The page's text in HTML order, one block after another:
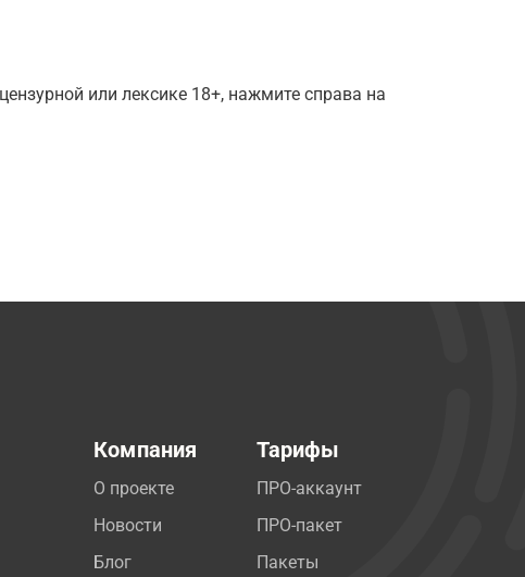
или лексике 18+, нажмите справа на
Компания
О проекте
Новости
Блог
Тарифы
ПРО-аккаунт
ПРО-пакет
Пакеты